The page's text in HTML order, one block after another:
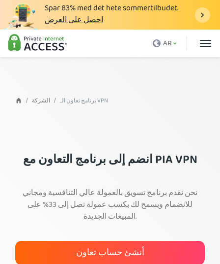
Spar83%med det hete sommertilbudet.
احصل على العرض
AR
ما هو الـ VPN
لماذا تختار PIA
فوائد VPN
المدونة
تسجيل الدخول
احصل على PIA VPN
الشركة برنامج تعاون الـ VPN
انضم إلى برنامج التعاون مع PIA VPN
نحن نقدم برنامج تسويق بالعمولة عالي التنافسية ومجاني
للانضمام ويسمح لك بكسب عمولة تصل إلى 33% على
المبيعات الجديدة.
أنشئ حساب تعاون